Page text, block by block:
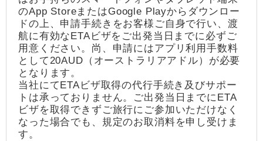
のApp StoreまたはGoogle Playからダウンロー
ドの上、申請手続きをお客様ご自身で行い、渡
航に有効なETAビザをご出発当日までに必ずご
用意ください。尚、申請にはアプリ利用手数料
として20AUD（オーストラリアアドル）が必要
となります。
当社にてETAビザ取得の代行手続き及びサポー
トは承っておりません。ご出発当日までにETA
ビザを取得できずご旅行にご参加いただけなく
なった場合でも、規定のお取消料を申し受けま
す。